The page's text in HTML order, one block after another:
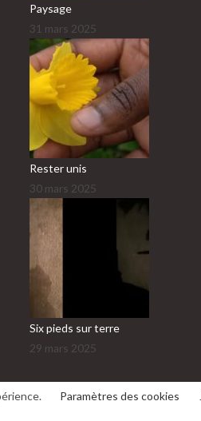
Paysage
31 mars 2025
Rester unis
30 mars 2025
Six pieds sur terre
29 mars 2025
Paramètres des cookies